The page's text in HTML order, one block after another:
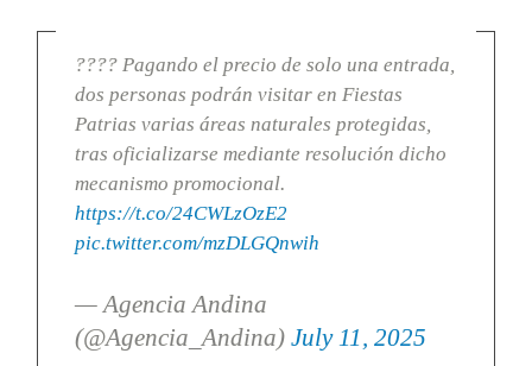
???? Pagando el precio de solo una entrada,
dos personas podrán visitar en Fiestas
Patrias varias áreas naturales protegidas,
tras oficializarse mediante resolución dicho
mecanismo promocional.
https://t.co/24CWLzOzE2
pic.twitter.com/mzDLGQnwih
— Agencia Andina
(@Agencia_Andina) July 11, 2025